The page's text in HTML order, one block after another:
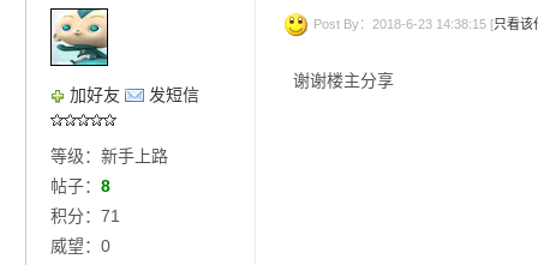
加好友 发短信
等级：新手上路
帖子： 8
积分：71
威望：0
Post By：2018-6-23 14:38:15 [只看该
谢谢楼主分享